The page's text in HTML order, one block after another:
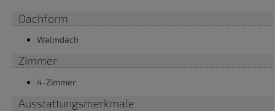
Dachform
Walmdach
Zimmer
4-Zimmer
Ausstattungsmerkmale